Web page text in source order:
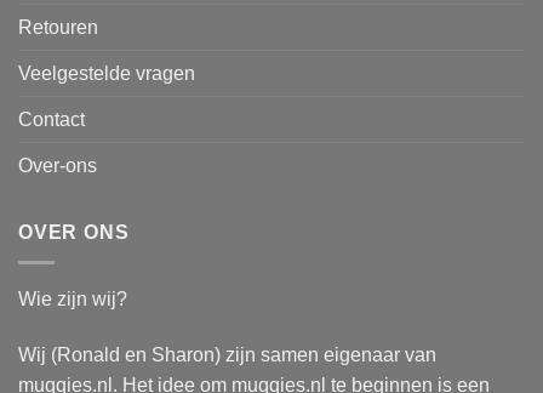
Retouren
Veelgestelde vragen
Contact
Over-ons
OVER ONS
Wie zijn wij?
Wij (Ronald en Sharon) zijn samen eigenaar van
muqqies.nl. Het idee om muqqies.nl te beginnen is een